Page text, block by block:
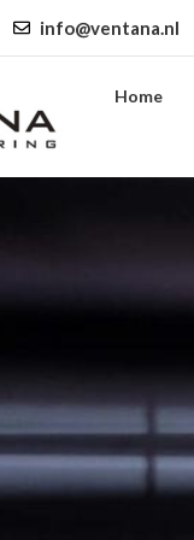
info@ventana.nl
Home